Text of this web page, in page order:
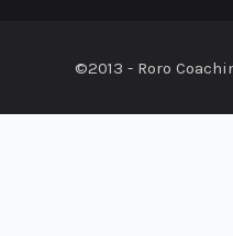
©2013 - Roro